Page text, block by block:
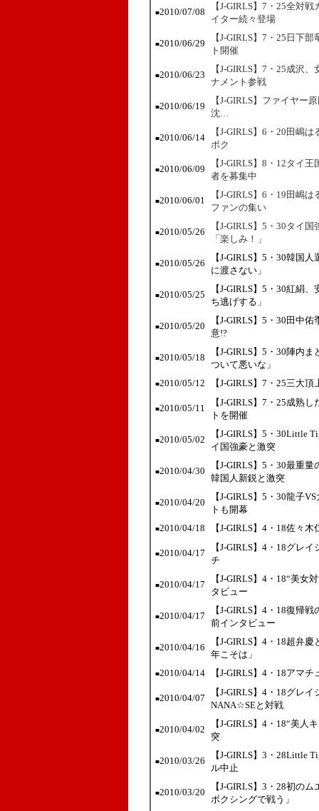
■2010/07/08
【J-GIRLS】7・25全対
イター続々登場
■2010/06/29
【J-GIRLS】7・25日下
ト開催
■2010/06/23
【J-GIRLS】7・25成沢
ナメント参戦
■2010/06/19
【J-GIRLS】ファイヤー
沈…
■2010/06/14
【J-GIRLS】6・20田嶋
ボク
■2010/06/09
【J-GIRLS】8・12タイ
者を募集中
■2010/06/01
【J-GIRLS】6・19田嶋
ファンの集い
■2010/05/26
【J-GIRLS】5・30タイ
「楽しみ！」
■2010/05/26
【J-GIRLS】5・30韓国
に渡さない」
■2010/05/25
【J-GIRLS】5・30紅絹
ち逃げする」
■2010/05/20
【J-GIRLS】5・30田中
意!?
■2010/05/18
【J-GIRLS】5・30陣内
ついて悪いな」
■2010/05/12 【J-GIRLS】7・25三大
■2010/05/11
【J-GIRLS】7・25成熟
トを開催
■2010/05/02
【J-GIRLS】5・30Little
イ国強豪と激突
■2010/04/30
【J-GIRLS】5・30最重
韓国人新鋭と激突
■2010/04/20
【J-GIRLS】5・30龍子
トも開幕
■2010/04/18 【J-GIRLS】4・18佐々
■2010/04/17
【J-GIRLS】4・18グレ
チ
■2010/04/17
【J-GIRLS】4・18“美女
タビュー
■2010/04/17
【J-GIRLS】4・18復帰
前インタビュー
■2010/04/16
【J-GIRLS】4・18超弁
年こそは」
■2010/04/14 【J-GIRLS】4・18アマ
■2010/04/07
【J-GIRLS】4・18グレ
NANA☆SEと対戦
■2010/04/02
【J-GIRLS】4・18“美人
突
■2010/03/26
【J-GIRLS】3・28Little
ル中止
■2010/03/20
【J-GIRLS】3・28初の
ボクシングで戦う」